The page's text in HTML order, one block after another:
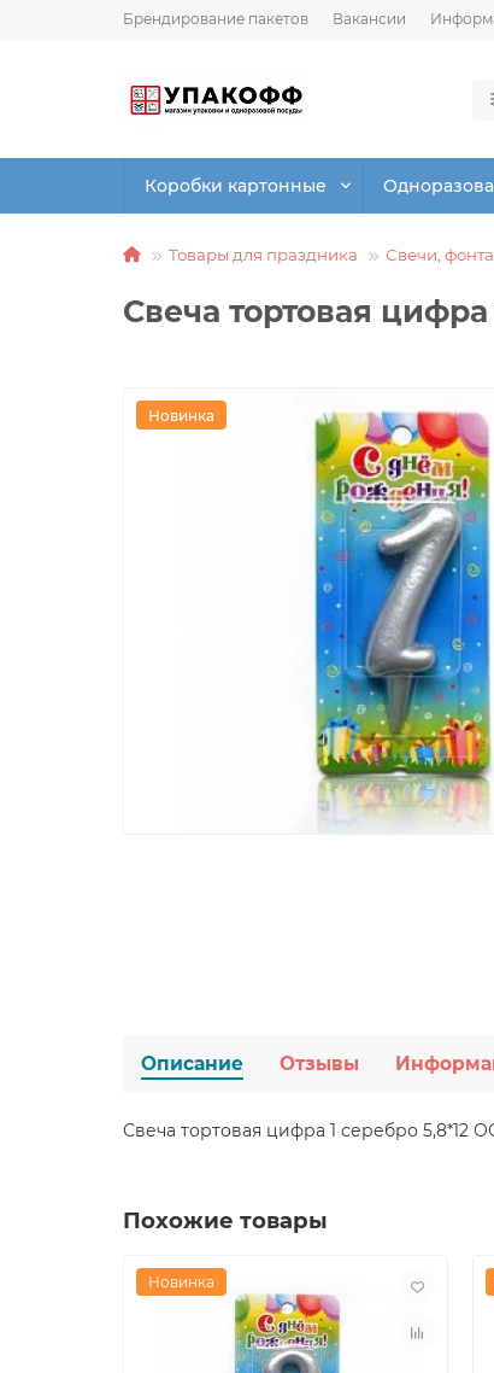
Брендирование пакетов Вакансии
Коробки картонные
Товары для праздника Свечи,
Свеча тортовая
Новинка
Описание Отзывы
Свеча тортовая цифра 1 серебро 5,8*12
Похожие товары
Новинка